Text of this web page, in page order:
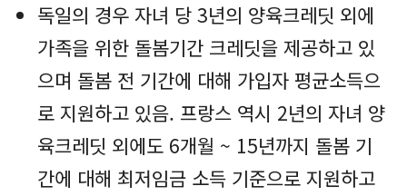
독일의 경우 자녀 당 3년의 양육크레딧 외에
가족을 위한 돌봄기간 크레딧을 제공하고 있
으며 돌봄 전 기간에 대해 가입자 평균소득으
로 지원하고 있음. 프랑스 역시 2년의 자녀 양
육크레딧 외에도 6개월 ~ 15년까지 돌봄 기
간에 대해 최저임금 소득 기준으로 지원하고